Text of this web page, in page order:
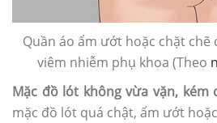
Quần áo ẩm ướt hoặc chặt chẽ
viêm nhiễm phụ khoa (Theo
Mặc đồ lót không vừa vặn, kém
mặc đồ lót quá chật, ẩm ướt